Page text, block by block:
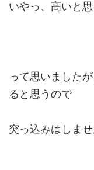
いやっ、高いと
って思いました
ると思うので
突っ込みはしま